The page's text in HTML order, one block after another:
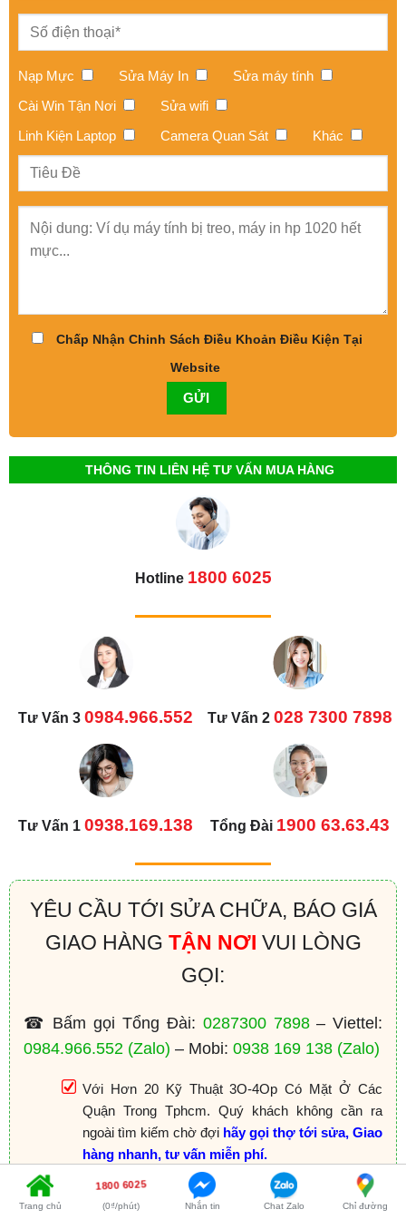
Nạp Mực Sửa Máy In
Sửa máy tính
Cài Win Tận Nơi
Sửa wifi
Linh Kiện Laptop
Camera Quan Sát Khác
Chấp Nhận Chinh Sách Điều Khoản Điều Kiện Tại
Website
THÔNG TIN LIÊN HỆ TƯ VẤN MUA HÀNG
Hotline 1800 6025
Tư Vấn 3 0984.966.552 Tư Vấn 2 028 7300 7898
Tư Vấn 1 0938.169.138 Tổng Đài 1900 63.63.43
YÊU CẦU TỚI SỬA CHỮA, BÁO GIÁ
GIAO HÀNG TẬN NƠI VUI LÒNG
GỌI:
☎ Bấm gọi Tổng Đài: 0287300 7898– Viettel:
0984.966.552 (Zalo) – Mobi: 0938 169 138 (Zalo)
Với Hơn 20 Kỹ Thuật 3O-4Op Có Mặt Ở Các
Quận Trong Tphcm. Quý khách không cần ra
ngoài tìm kiếm chờ đợi hãy gọi thợ tới sửa, Giao
hàng nhanh, tư vấn miễn phí.
Cam kết:Tư vấn tận nơi miễn phí, sửa ok hàng
hóa ok mới thanh toán. KH hài lòng mới thu tiền.
Trang chủ
1800 6025
(0₫/phút) Nhắn tin Chat Zalo Chỉ đường